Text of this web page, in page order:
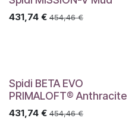
431,74 € 454,46€
Spidi BETA EVO
PRIMALOFT® Anthracite
431,74 € 454,46€